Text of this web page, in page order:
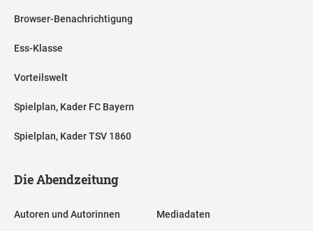
Browser-Benachrichtigung
Ess-Klasse
Vorteilswelt
Spielplan, Kader FC Bayern
Spielplan, Kader TSV 1860
Die Abendzeitung
Autoren und Autorinnen Mediadaten